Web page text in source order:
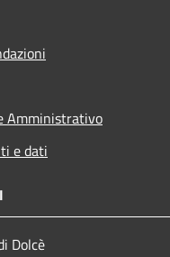
Amministrativo
e dati
Dolcè